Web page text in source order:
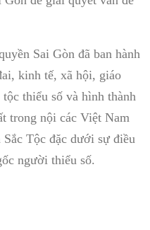
Sai Gòn đã ban hành
kinh tế, xã hội, giáo
thiểu số và hình thành
trong nội các Việt Nam
Tộc đặc dưới sự điều
người thiểu số.